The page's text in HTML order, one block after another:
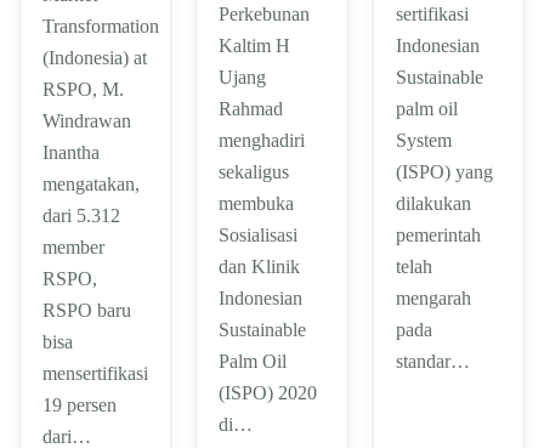
Transformation
(Indonesia) at
RSPO, M.
Windrawan
Inantha
mengatakan,
dari 5.312
member
RSPO,
RSPO baru
bisa
mensertifikasi
19 persen
dari…
Perkebunan
Kaltim H
Ujang
Rahmad
menghadiri
sekaligus
membuka
Sosialisasi
dan Klinik
Indonesian
Sustainable
Palm Oil
(ISPO) 2020
di…
sertifikasi
Indonesian
Sustainable
palm oil
System
(ISPO) yang
dilakukan
pemerintah
telah
mengarah
pada
standar…